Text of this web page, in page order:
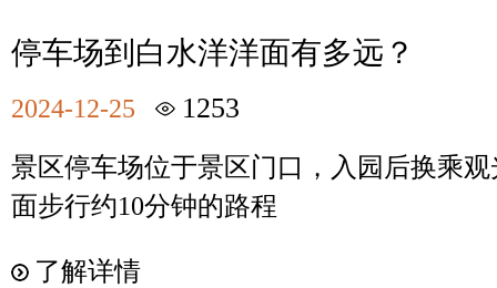
停车场到白水洋洋面有多远？
2024-12-25 1253
景区停车场位于景区门口，入园后换乘
面步行约10分钟的路程
了解详情